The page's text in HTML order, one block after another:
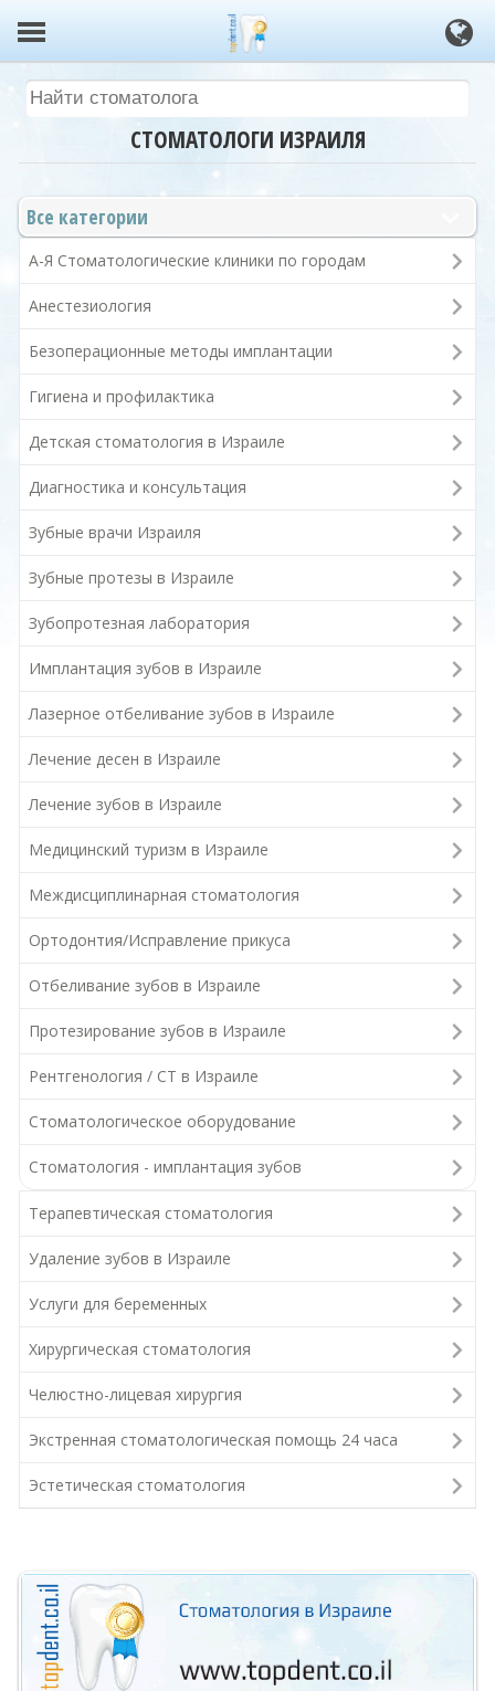
СТОМАТОЛОГИ ИЗРАИЛЯ
Все категории
А-Я Стоматологические клиники по городам
Анестезиология
Безоперационные методы имплантации
Гигиена и профилактика
Детская стоматология в Израиле
Диагностика и консультация
Зубные врачи Израиля
Зубные протезы в Израиле
Зубопротезная лаборатория
Имплантация зубов в Израиле
Лазерное отбеливание зубов в Израиле
Лечение десен в Израиле
Лечение зубов в Израиле
Медицинский туризм в Израиле
Междисциплинарная стоматология
Ортодонтия/Исправление прикуса
Отбеливание зубов в Израиле
Протезирование зубов в Израиле
Рентгенология / СТ в Израиле
Стоматологическое оборудование
Стоматология - имплантация зубов
Терапевтическая стоматология
Удаление зубов в Израиле
Услуги для беременных
Хирургическая стоматология
Челюстно-лицевая хирургия
Экстренная стоматологическая помощь 24 часа
Эстетическая стоматология